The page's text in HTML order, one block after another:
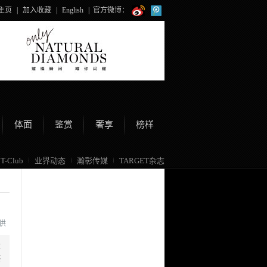
页 加入收藏 English 官方微博：
体面 鉴赏 奢享 榜样
T-Club 业界动态 瀚彰传媒 TARGET杂志